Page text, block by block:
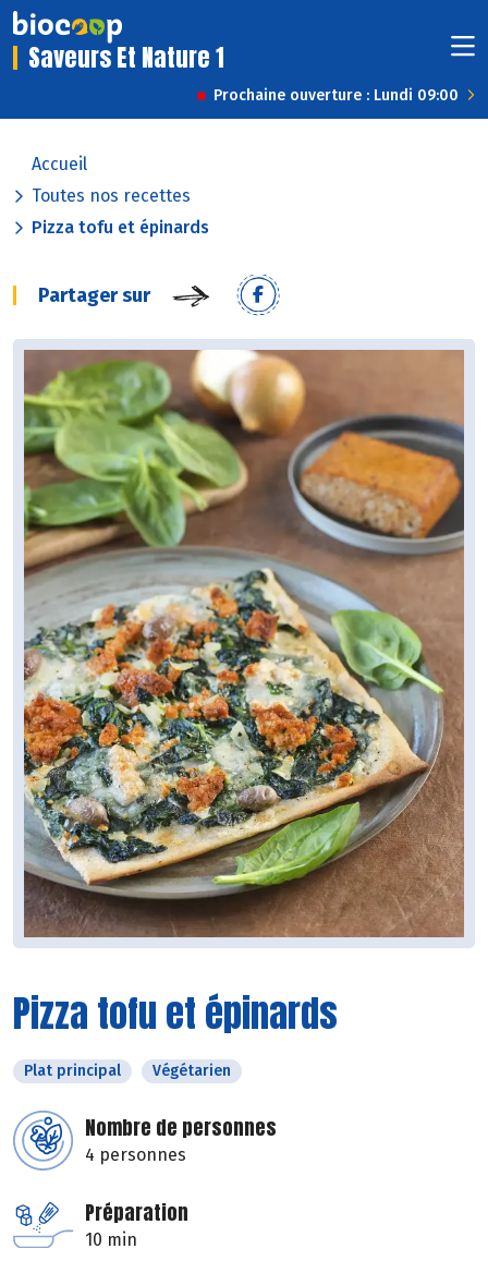
Saveurs Et Nature 1
Prochaine ouverture : Lundi 09:00
Accueil
Toutes nos recettes
Pizza tofu et épinards
Partager sur
Pizza tofu et épinards
Plat principal Végétarien
Nombre de personnes
4 personnes
Préparation
10 min